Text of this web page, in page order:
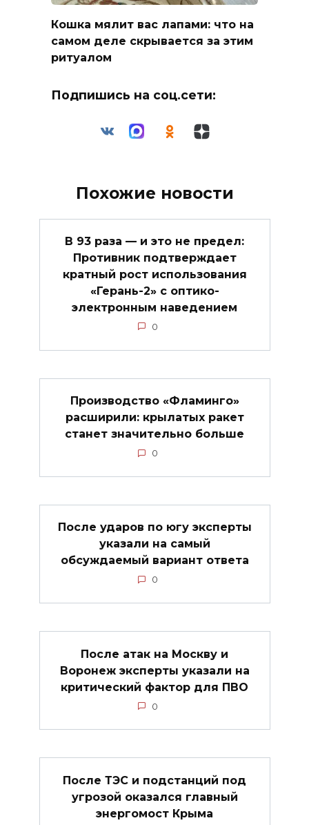
Кошка мялит вас лапами: что на
самом деле скрывается за этим
ритуалом
Подпишись на соц.сети:
Похожие новости
В 93 раза — и это не предел:
Противник подтверждает
кратный рост использования
«Герань-2» с оптико-
электронным наведением
0
Производство «Фламинго»
расширили: крылатых ракет
станет значительно больше
0
После ударов по югу эксперты
указали на самый
обсуждаемый вариант ответа
0
После атак на Москву и
Воронеж эксперты указали на
критический фактор для ПВО
0
После ТЭС и подстанций под
угрозой оказался главный
энергомост Крыма